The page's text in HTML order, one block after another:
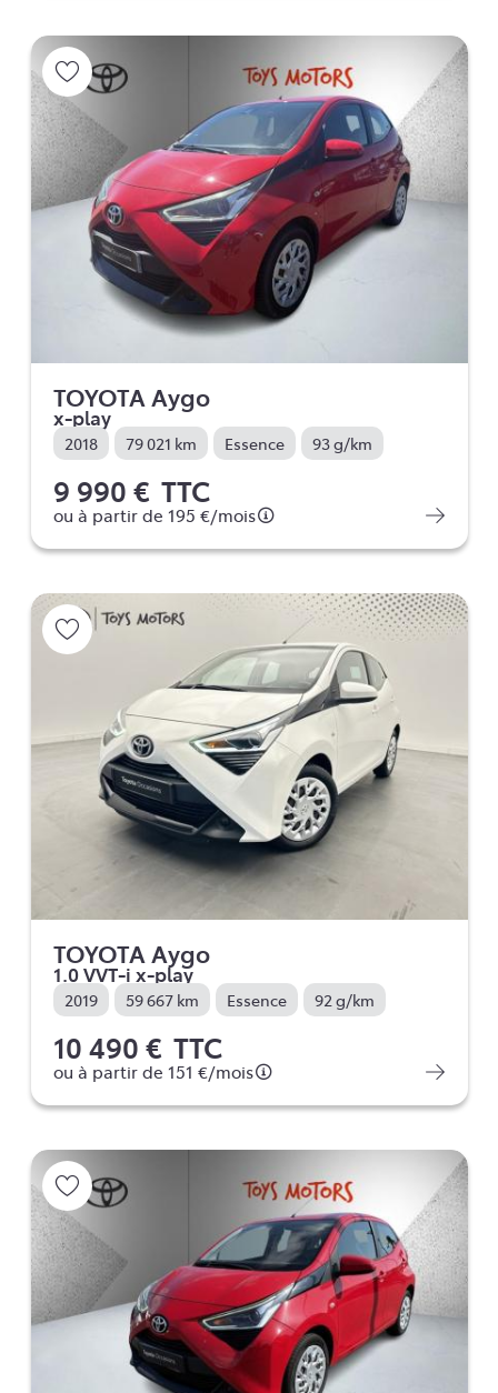
TOYOTA Aygo
x-play
2018 79 021 km Essence 93 g/km
9 990 € TTC
ou à partir de 195 €/mois
TOYOTA Aygo
1.0 VVT-i x-play
2019 59 667 km Essence 92 g/km
10 490 € TTC
ou à partir de 151 €/mois